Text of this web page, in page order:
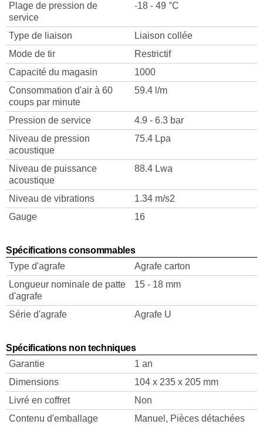
Plage de pression de
service
-18 - 49 °C
Type de liaison
Liaison collée
Mode de tir
Restrictif
Capacité du magasin
1000
Consommation d'air à 60
coups par minute
59.4 l/m
Pression de service
4.9 - 6.3 bar
Niveau de pression
acoustique
75.4 Lpa
Niveau de puissance
acoustique
88.4 Lwa
Niveau de vibrations
1.34 m/s2
Gauge
16
Spécifications consommables
Type d'agrafe
Agrafe carton
Longueur nominale de patte
d'agrafe
15 - 18 mm
Série d'agrafe Agrafe U
Spécifications non techniques
Garantie
1 an
Dimensions
104 x 235 x 205 mm
Livré en coffret
Non
Contenu d'emballage
Manuel, Pièces détachées